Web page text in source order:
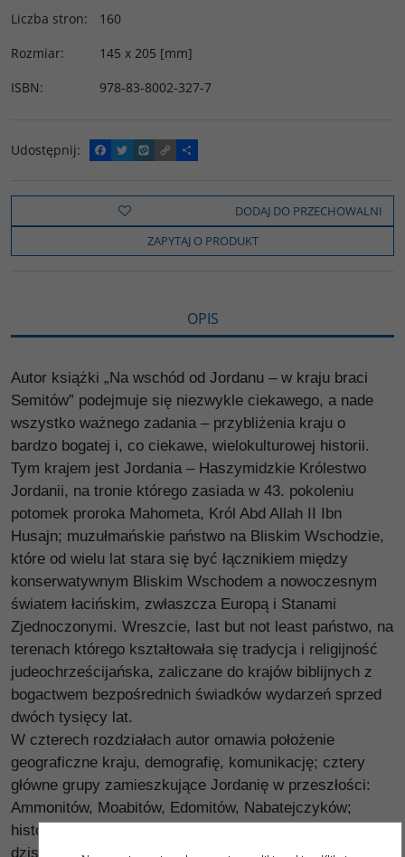
Liczba stron:
160
Rozmiar:
145 x 205 [mm]
ISBN: 978-83-8002-327-7
Udostępnij:
F
a
e
o
k
T
w
t
t
e
W
y
o
C
o
y
i
n
k
P
o
z
e
l
s
DODAJ DO PRZECHOWALNI
ZAPYTAJ O PRODUKT
OPIS
Autor książki „Na wschód od Jordanu – w kraju braci
Semitów” podejmuje się niezwykle ciekawego, a nade
wszystko ważnego zadania – przybliżenia kraju o
bardzo bogatej i, co ciekawe, wielokulturowej historii.
Tym krajem jest Jordania – Haszymidzkie Królestwo
Jordanii, na tronie którego zasiada w 43. pokoleniu
potomek proroka Mahometa, Król Abd Allah II Ibn
Husajn; muzułmańskie państwo na Bliskim Wschodzie,
które od wielu lat stara się być łącznikiem między
konserwatywnym Bliskim Wschodem a nowoczesnym
światem łacińskim, zwłaszcza Europą i Stanami
Zjednoczonymi. Wreszcie, last but not least państwo, na
terenach którego kształtowała się tradycja i religijność
judeochrześcijańska, zaliczane do krajów biblijnych z
bogactwem bezpośrednich świadków wydarzeń sprzed
dwóch tysięcy lat.
W czterech rozdziałach autor omawia położenie
geograficzne kraju, demografię, komunikację; cztery
główne grupy zamieszkujące Jordanię w przeszłości:
Ammonitów, Moabitów, Edomitów, Nabatejczyków;
historię biblijną; zmianę, jaka nastąpiła na terenie
dzisiejszej Jordanii. Publikację uzupełnia tablica